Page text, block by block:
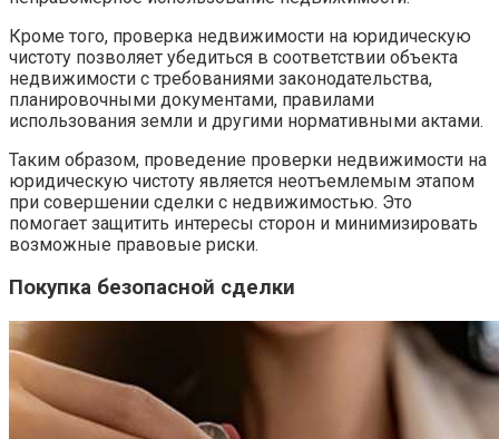
Кроме того, проверка недвижимости на юридическую
чистоту позволяет убедиться в соответствии объекта
недвижимости с требованиями законодательства,
планировочными документами, правилами
использования земли и другими нормативными актами.
Таким образом, проведение проверки недвижимости на
юридическую чистоту является неотъемлемым этапом
при совершении сделки с недвижимостью. Это
помогает защитить интересы сторон и минимизировать
возможные правовые риски.
Покупка безопасной сделки